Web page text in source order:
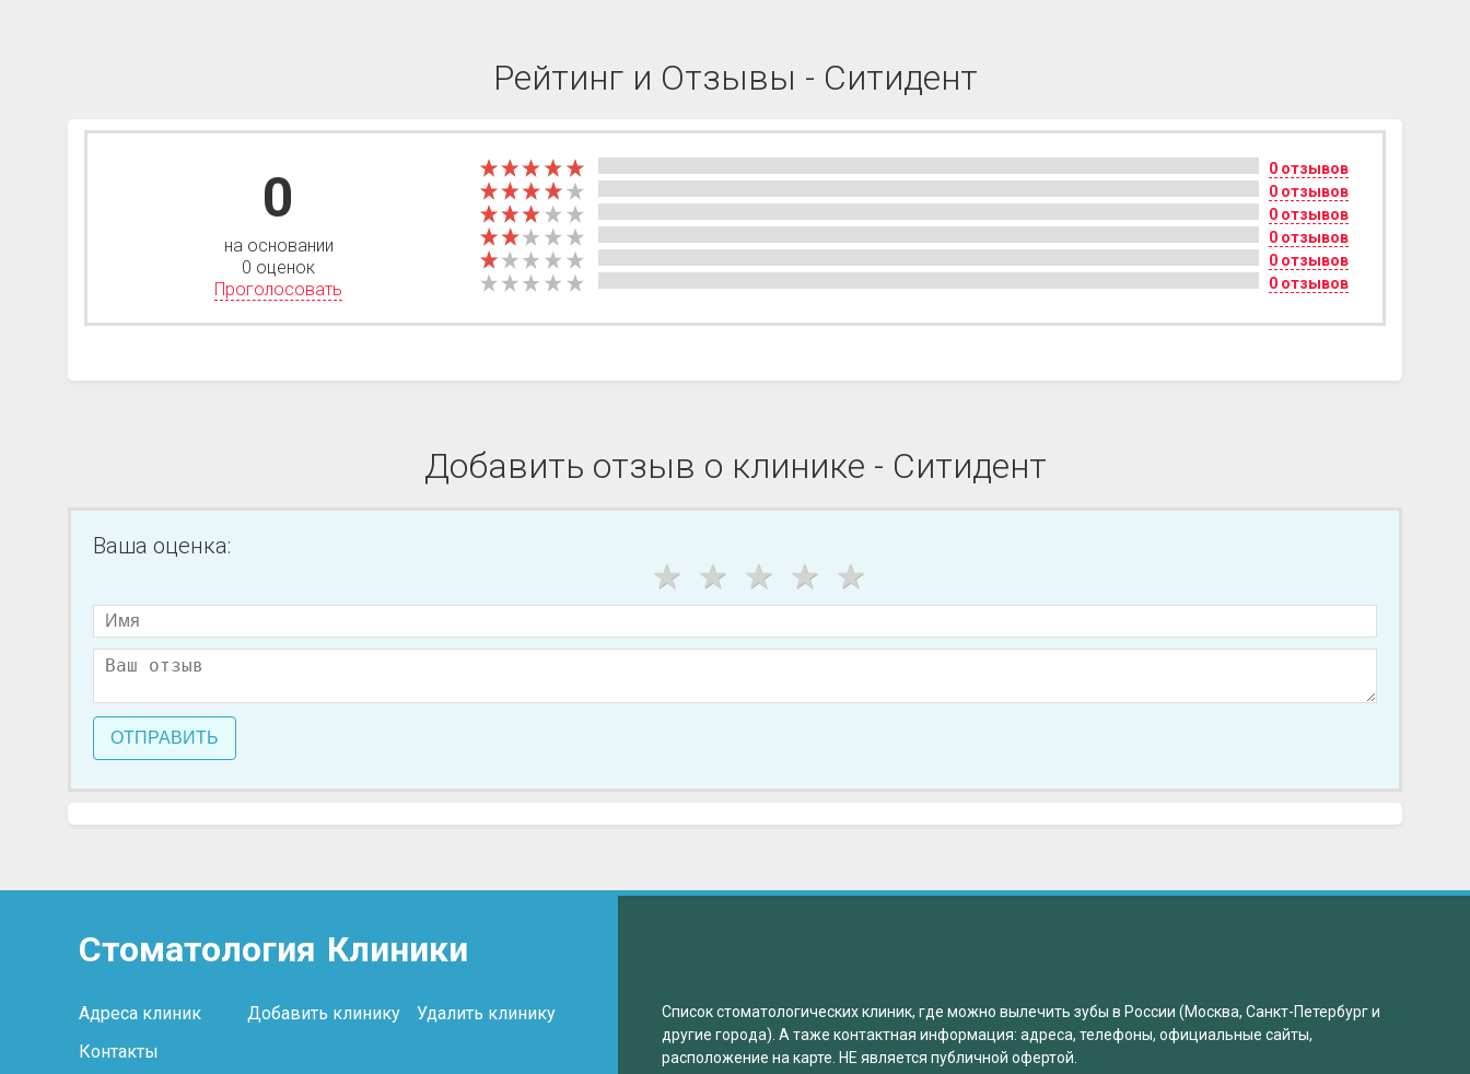
Рейтинг и Отзывы - Ситидент
0
на основании
0 оценок
Проголосовать
0 отзывов
0 отзывов
0 отзывов
0 отзывов
0 отзывов
0 отзывов
Добавить отзыв о клинике - Ситидент
Ваша оценка:
ОТПРАВИТЬ
Стоматология Клиники
Адреса клиник Добавить клинику
Удалить клинику
Контакты
Список стоматологических клиник, где можно вылечить зубы в России (Москва, Санкт-Петербург и
другие города). А таже контактная информация: адреса, телефоны, официальные сайты,
расположение на карте. НЕ является публичной офертой.